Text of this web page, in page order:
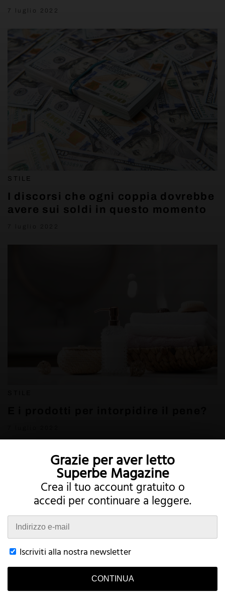
7 luglio 2022
STILE
I discorsi che ogni coppia dovrebbe
avere sui soldi in questo momento
Grazie per aver letto
Superbe Magazine
Crea il tuo account gratuito o
accedi per continuare a leggere.
Iscriviti alla nostra newsletter
CONTINUA
Twitter Instagram